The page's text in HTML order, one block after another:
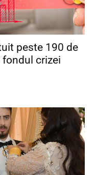
peste 190 de
fondul crizei